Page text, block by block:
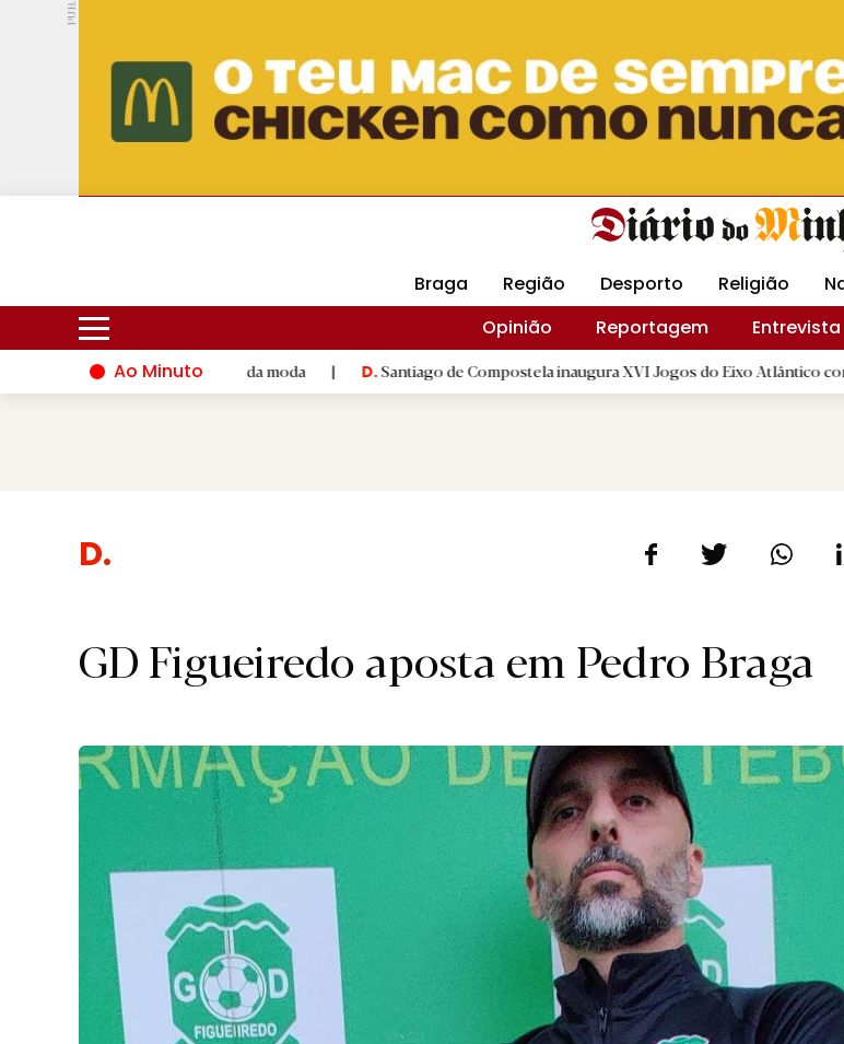
PUB.
Hoje 18ºC 29ºC DMtv Revista Minha Gráfica DM Livraria
Braga Região Desporto Religião
Opinião
Reportagem Entrevista
Ao Minuto
do mundo da moda D.Santiago de Compostela inaugura XVI Jogos do Eixo Atlântico com mais de dois
Desporto
GD Figueiredo aposta em Pedro Braga